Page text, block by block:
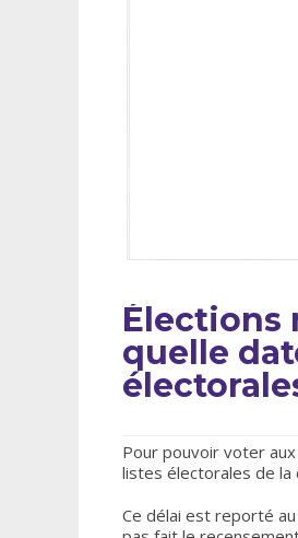
Élections
quelle
Pour pouvoir voter
listes électorales de la
Ce délai est reporté